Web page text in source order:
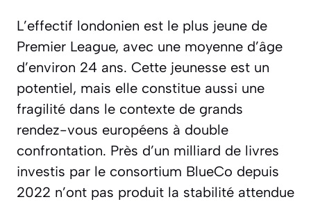
L’effectif londonien est le plus jeune de
Premier League, avec une moyenne d’âge
d’environ 24 ans. Cette jeunesse est un
potentiel, mais elle constitue aussi une
fragilité dans le contexte de grands
rendez-vous européens à double
confrontation. Près d’un milliard de livres
investis par le consortium BlueCo depuis
2022 n’ont pas produit la stabilité attendue